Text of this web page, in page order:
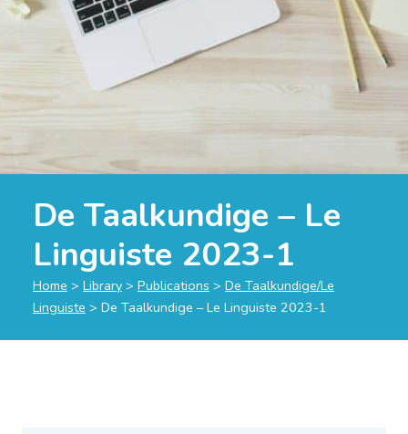
De Taalkundige – Le
Linguiste 2023-1
Home > Library > Publications > De Taalkundige/Le
Linguiste > De Taalkundige – Le Linguiste 2023-1